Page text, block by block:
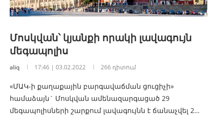
Մոսկվան՝ կյանքի որակի լավագույն
մեգապոլիս
aliq 17:46 | 03.02.2022 266 դիտում
«ՄԱԿ-ի քաղաքային բարգավաճման ցուցիչի»
համաձայն` Մոսկվան ամենազարգացած 29
մեգապոլիսների շարքում լավագույնն է ճանաչվել 2…